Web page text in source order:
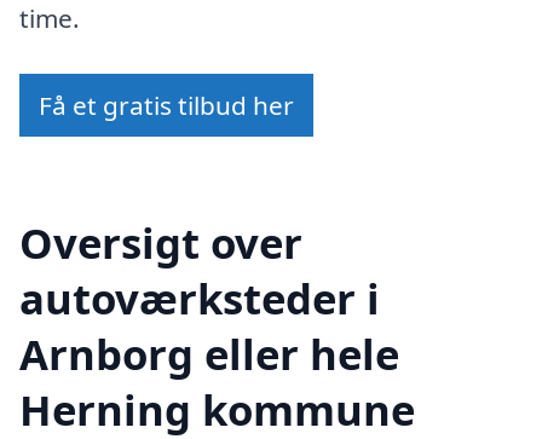
time.
Få et gratis tilbud her
Oversigt over
autoværksteder i
Arnborg eller hele
Herning kommune